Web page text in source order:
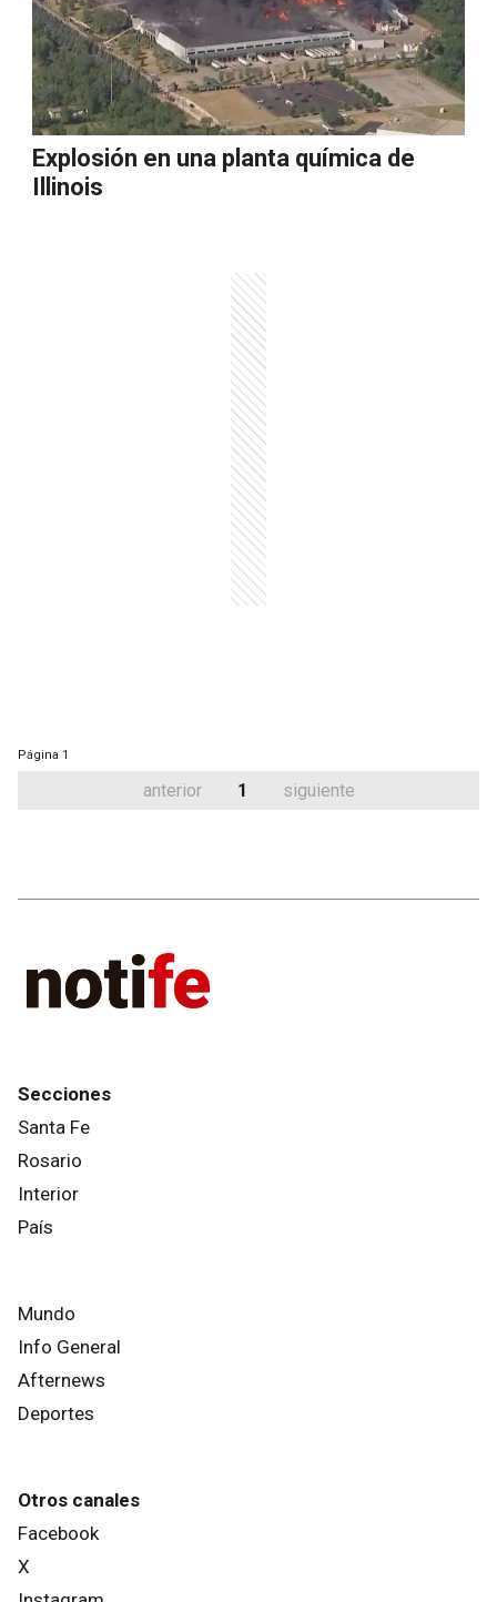
Explosión en una planta química de
Illinois
Página 1
anterior 1 siguiente
Secciones
Santa Fe
Rosario
Interior
País
Mundo
Info General
Afternews
Deportes
Otros canales
Facebook
X